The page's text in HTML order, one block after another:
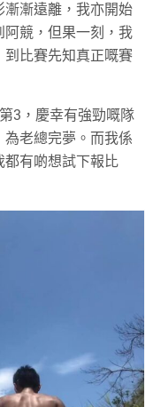
漸遠離，我亦開始
競，但果一刻，我
比賽先知真正嘅賽
3，慶幸有強勁嘅隊
老總完夢。而我係
都有啲想試下報比